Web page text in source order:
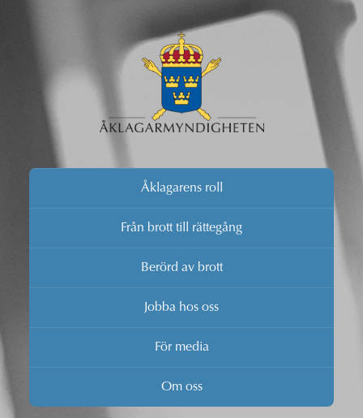
Åklagarens roll
Från brott till rättegång
Berörd av brott
Jobba hos oss
För media
Om oss